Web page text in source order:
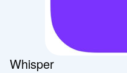
Whisper